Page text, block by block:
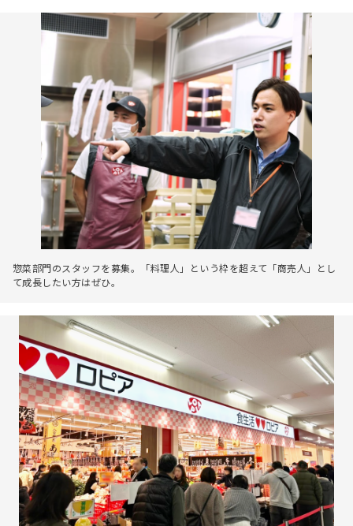
惣菜部門のスタッフを募集。「料理人」という枠を超えて「商売人」とし
て成長したい方はぜひ。